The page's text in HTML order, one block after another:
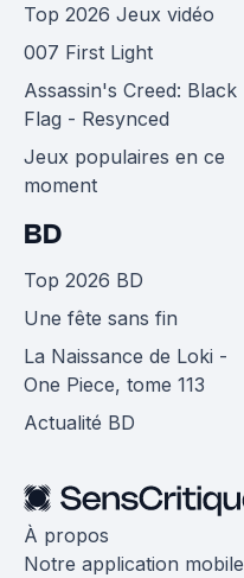
Top 2026 Jeux vidéo
007 First Light
Assassin's Creed: Black
Flag - Resynced
Jeux populaires en ce
moment
BD
Top 2026 BD
Une fête sans fin
La Naissance de Loki -
One Piece, tome 113
Actualité BD
À propos
Notre application mobile